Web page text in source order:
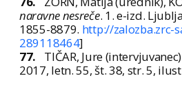
naravne nesreče. 1. e-izd.
1855-8879. http://zalozba.zrc-
289118464]
77.
TIČAR, Jure
2017, letn. 55, št. 38, str. 5,